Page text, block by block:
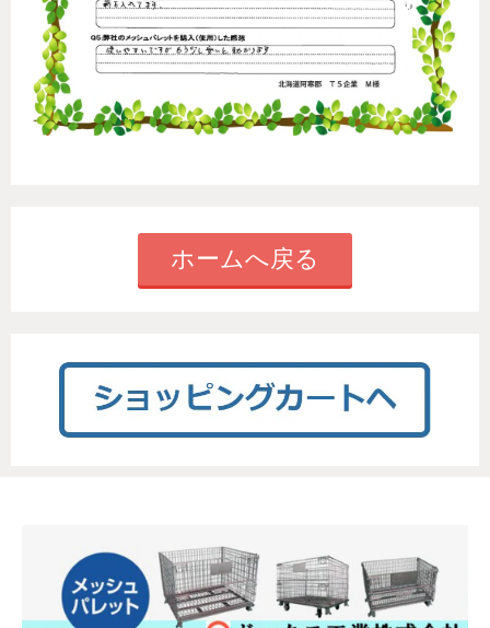
ホームへ戻る